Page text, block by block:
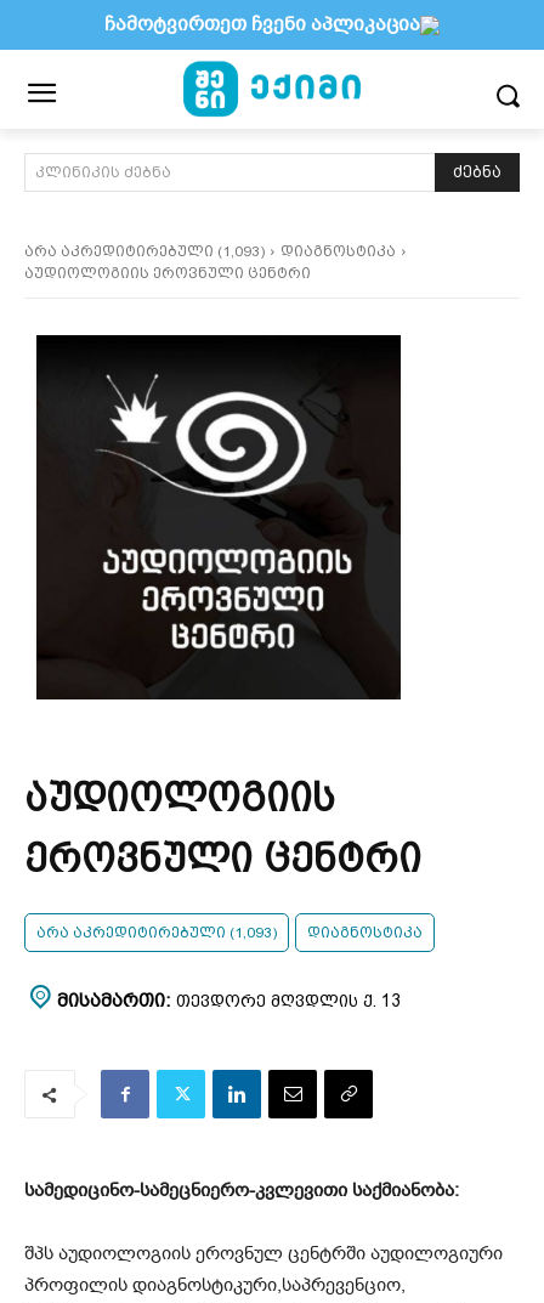
კლინიკის ძებნა ძებნა
არა აკრედიტირებული (1,093)
დიაგნოსტიკა
აუდიოლოგიის ეროვნული ცენტრი
აუდიოლოგიის
ეროვნული ცენტრი
არა აკრედიტირებული (1,093) დიაგნოსტიკა
ᲛᲘᲡᲐᲛᲐᲠᲗᲘ: ᲗᲔᲕᲓᲝᲠᲔ ᲛᲦᲕᲓᲚᲘᲡ Ქ. 13
სამედიცინო-სამეცნიერო-კვლევითი საქმიანობა:
შპს აუდიოლოგიის ეროვნულ ცენტრში აუდილოგიური
პროფილის დიაგნოსტიკური,საპრევენციო,
ჩამოტვირთეთ ჩვენი აპლიკაცია